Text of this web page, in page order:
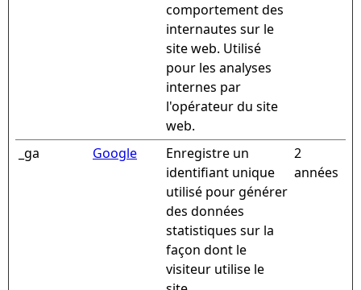
comportement des
internautes sur le
site web. Utilisé
pour les analyses
internes par
l'opérateur du site
web.
_ga Google
Enregistre un
identifiant unique
utilisé pour générer
des données
statistiques sur la
façon dont le
visiteur utilise le
2
années